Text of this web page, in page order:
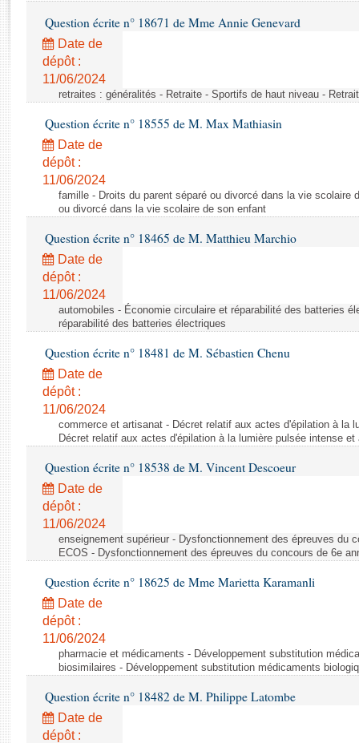
Rapports législatifs
Rapports sur l'application des lois
Baromètre de l’application des lois
Budget et sécurité sociale
Questions écrites et orales
Comptes rendus des débats
Question écrite n° 18671 de Mme Annie Genevard
Date de
dépôt :
11/06/2024
retraites : généralités - Retraite - Sportifs de haut niveau -
Question écrite n° 18555 de M. Max Mathiasin
Date de
dépôt :
11/06/2024
famille - Droits du parent séparé ou divorcé dans la vie scolaire
ou divorcé dans la vie scolaire de son enfant
Question écrite n° 18465 de M. Matthieu Marchio
Date de
dépôt :
11/06/2024
automobiles - Économie circulaire et réparabilité des batteries
réparabilité des batteries électriques
Question écrite n° 18481 de M. Sébastien Chenu
Date de
dépôt :
11/06/2024
commerce et artisanat - Décret relatif aux actes d'épilation à la
Décret relatif aux actes d'épilation à la lumière pulsée intense et
Question écrite n° 18538 de M. Vincent Descoeur
Date de
dépôt :
11/06/2024
enseignement supérieur - Dysfonctionnement des épreuves du
ECOS - Dysfonctionnement des épreuves du concours de 6e
Question écrite n° 18625 de Mme Marietta Karamanli
Date de
dépôt :
11/06/2024
pharmacie et médicaments - Développement substitution
biosimilaires - Développement substitution médicaments
Question écrite n° 18482 de M. Philippe Latombe
Date de
dépôt :